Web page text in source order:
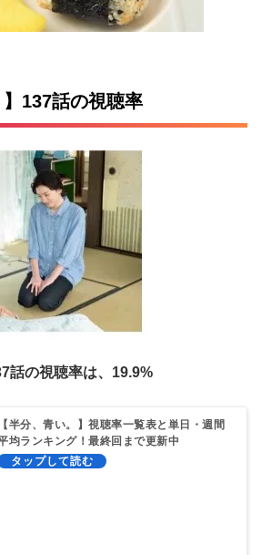
】137話の視聴率
話の視聴率は、19.9%
【半分、青い。】視聴率一覧表と単日・週間
均ランキング！最終回まで更新中